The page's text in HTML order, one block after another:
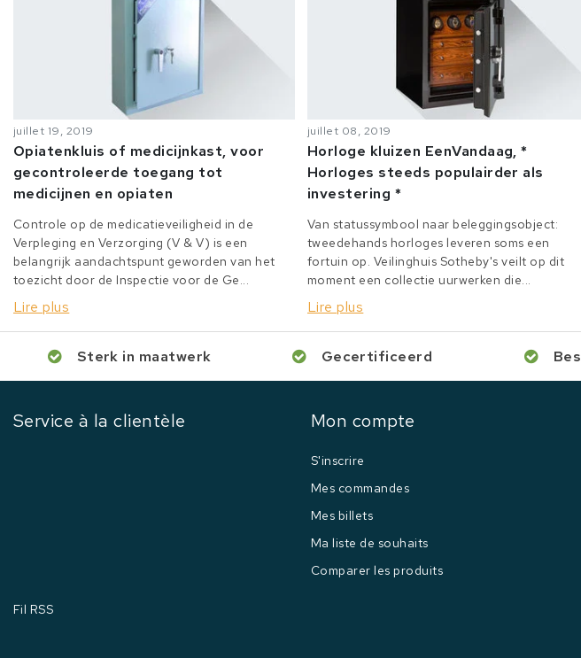
juillet 19, 2019
Opiatenkluis of medicijnkast, voor
gecontroleerde toegang tot
medicijnen en opiaten
Controle op de medicatieveiligheid in de
Verpleging en Verzorging (V & V) is een
belangrijk aandachtspunt geworden van het
toezicht door de Inspectie voor de Ge...
Lire plus
juillet 08, 2019
Horloge kluizen EenVandaag, *
Horloges steeds populairder als
investering *
Van statussymbool naar beleggingsobject:
tweedehands horloges leveren soms een
fortuin op. Veilinghuis Sotheby's veilt op dit
moment een collectie uurwerken die...
Lire plus
Sterk in maatwerk Gecertificeerd
Service à la clientèle
Fil RSS
Mon compte
S'inscrire
Mes commandes
Mes billets
Ma liste de souhaits
Comparer les produits